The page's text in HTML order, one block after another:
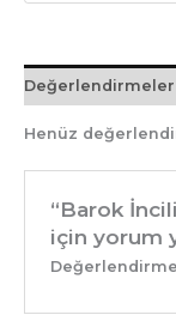
Değerlendirmeler
Henüz
“Barok
için yorum